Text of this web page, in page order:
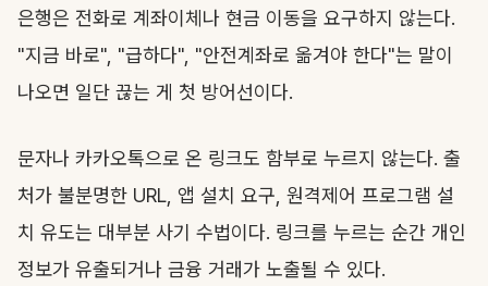
은행은 전화로 계좌이체나 현금 이동을 요구하지 않는다.
"지금 바로", "급하다", "안전계좌로 옮겨야 한다"는 말이
나오면 일단 끊는 게 첫 방어선이다.
문자나 카카오톡으로 온 링크도 함부로 누르지 않는다. 출
처가 불분명한 URL, 앱 설치 요구, 원격제어 프로그램 설
치 유도는 대부분 사기 수법이다. 링크를 누르는 순간 개인
정보가 유출되거나 금융 거래가 노출될 수 있다.